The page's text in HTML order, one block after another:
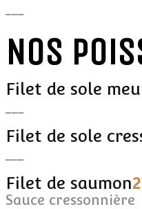
Nos
Filet de sole
Filet de sole
Filet de saumon
Sauce cressonnière